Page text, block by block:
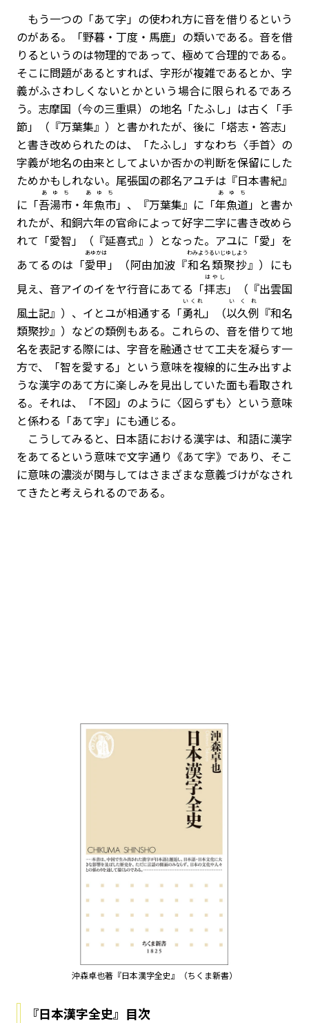
もう一つの「あて字」の使われ方に音を借りるという
のがある。「野暮・丁度・馬鹿」の類いである。音を借
りるというのは物理的であって、極めて合理的である。
そこに問題があるとすれば、字形が複雑であるとか、字
義がふさわしくないとかという場合に限られるであろ
う。志摩国（今の三重県）の地名「たふし」は古く「手
節」（『万葉集』）と書かれたが、後に「塔志・答志」
と書き改められたのは、「たふし」すなわち〈手首〉の
字義が地名の由来としてよいか否かの判断を保留にした
ためかもしれない。尾張国の郡名アユチは『日本書紀』
に「吾湯市
あゆち
・ 年魚市
あゆち
」、『万葉集』に「年魚道
あゆち
」と書か
れたが、和銅六年の官命によって好字二字に書き改めら
れて「愛智」（『延喜式』）となった。アユに「愛」を
あてるのは「愛甲
あゆかは
」（阿由加波『和名類聚抄
わみようるいじゆしよう
』）にも
見え、音アイのイをヤ行音にあてる「拝志
はやし
」（『出雲国
風土記』）、イとユが相通する「勇礼
いくれ
」（以久例
いくれ
『和名
類聚抄』）などの類例もある。これらの、音を借りて地
名を表記する際には、字音を融通させて工夫を凝らす一
方で、「智を愛する」という意味を複線的に生み出すよ
うな漢字のあて方に楽しみを見出していた面も看取され
る。それは、「不図」のように〈図らずも〉という意味
と係わる「あて字」にも通じる。
こうしてみると、日本語における漢字は、和語に漢字
をあてるという意味で文字通り《あて字》であり、そこ
に意味の濃淡が関与してはさまざまな意義づけがなされ
てきたと考えられるのである。
沖森卓也著『日本漢字全史』（ちくま新書）
『日本漢字全史』目次